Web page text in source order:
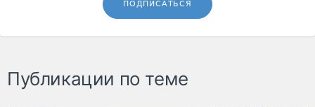
ПОДПИСАТЬСЯ
Публикации по теме